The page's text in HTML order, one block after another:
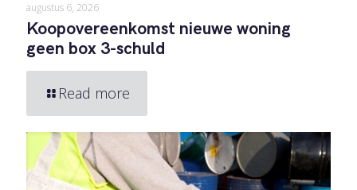
augustus 6, 2026
Koopovereenkomst nieuwe woning
geen box 3-schuld
Read more